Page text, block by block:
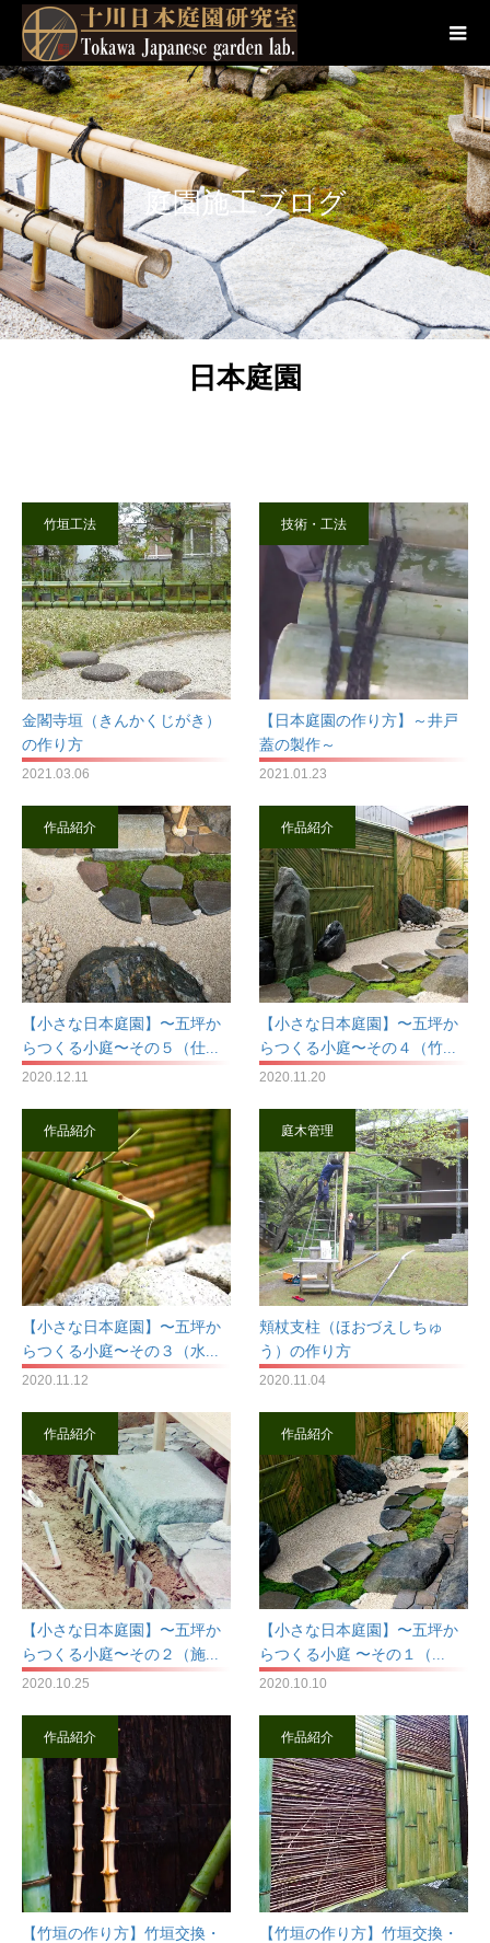
庭園施工ブログ
日本庭園
竹垣工法
金閣寺垣（きんかくじがき）
の作り方
2021.03.06
技術・工法
【日本庭園の作り方】～井戸
蓋の製作～
2021.01.23
作品紹介
【小さな日本庭園】〜五坪か
らつくる小庭〜その５（仕...
2020.12.11
作品紹介
【小さな日本庭園】〜五坪か
らつくる小庭〜その４（竹...
2020.11.20
作品紹介
【小さな日本庭園】〜五坪か
らつくる小庭〜その３（水...
2020.11.12
庭木管理
頬杖支柱（ほおづえしちゅ
う）の作り方
2020.11.04
作品紹介
【小さな日本庭園】〜五坪か
らつくる小庭〜その２（施...
2020.10.25
作品紹介
【小さな日本庭園】〜五坪か
らつくる小庭 〜その１（...
2020.10.10
作品紹介
【竹垣の作り方】竹垣交換・
作品紹介
【竹垣の作り方】竹垣交換・